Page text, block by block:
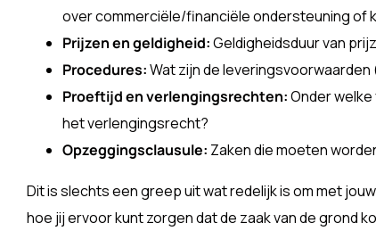
over commerciële/financiële ondersteuning of
Prijzen en geldigheid:Geldigheidsduur van
Procedures:Wat zijn de
Proeftijd en verlengingsrechten:Onder
het verlengingsrecht?
Opzeggingsclausule: Zaken die moeten
Dit is slechts een greep uit wat redelijk is om met
hoe jij ervoor kunt zorgen dat de zaak van de grond